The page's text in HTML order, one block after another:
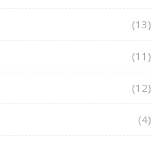
(13)
(11)
(12)
(4)